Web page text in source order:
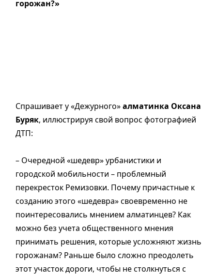
горожан?»
Спрашивает у «Дежурного»алматинка Оксана
Буряк, иллюстрируя свой вопрос фотографией
ДТП:
– Очередной «шедевр» урбанистики и
городской мобильности – проблемный
перекресток Ремизовки. Почему причастные к
созданию этого «шедевра» своевременно не
поинтересовались мнением алматинцев? Как
можно без учета общественного мнения
принимать решения, которые усложняют жизнь
горожанам? Раньше было сложно преодолеть
этот участок дороги, чтобы не столкнуться с